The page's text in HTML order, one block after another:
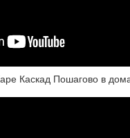
Каскад Пошагово в